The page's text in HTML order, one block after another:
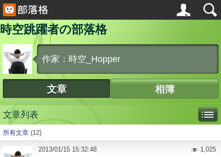
時空跳躍者の部落格
作家：時空_Hopper
文章 相簿
文章列表
所有文章 (12)
2013/01/15 15:32:48 1,025